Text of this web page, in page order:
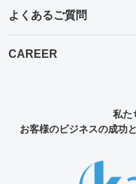
カオピーズの特徴
開発事例
CAREER